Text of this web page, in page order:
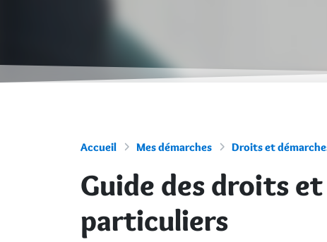
Accueil Mes démarches Droits et
Guide des droits
particuliers